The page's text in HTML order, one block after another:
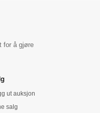
for å gjøre
ut auksjon
salg